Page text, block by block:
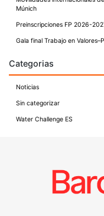
Múnich
Preinscripciones FP 2026-
Gala final Trabajo en
Categorias
Noticias
Sin categorizar
Water Challenge ES